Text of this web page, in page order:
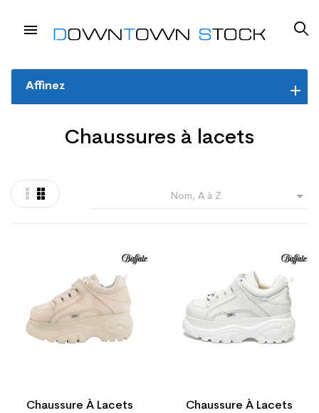
Affinez
Chaussures à lacets
Nom, A à Z 
Chaussure À Lacets
Chaussure À Lacets